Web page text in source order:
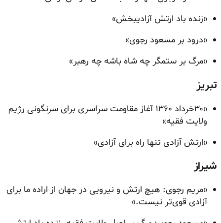
«زنده باد ارتش آزادیبخش»
«درود بر مسعود رجوی»
«مرگ بر ستمگر چه شاه باشه چه رهبر»
تبریز
«۳۰خرداد ۱۳۶۰ آغاز مقاومت سراسری برای سرنگونی رژیم
ولایت فقیه»
«ارتش آزادی تنها راه برای آزادی»
شیراز
«مریم رجوی: هیچ ارتش و نیرویی در جهان از اراده ما برای
آزادی قوی‌تر نیست.»